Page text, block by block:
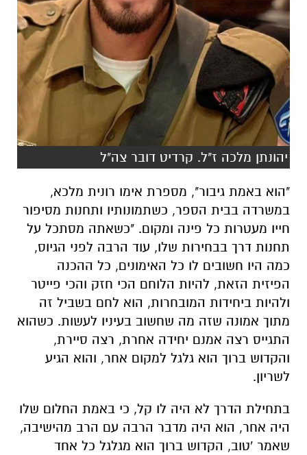
יהונתן מלכה ז"ל. קרדיט דובר צה"ל
"הוא באמת גיבור", מספרת אימו רונית מלכא,
במשרדה בבית הספר, כשתמונותיו ותחנות מסיפור
חייו מעטרות כל פינה ומקום. "כשאתה מסתכל על
תחנות דרך בבחירות שלו, עוד הרבה לפני הגיוס,
כמה היו חשובים לו כל האימונים, כל ההכנה
הפיזית הזאת, להיות הלוחם הכי חזק והכי פייטר
ולהיות ביחידות המובחרות, הוא לחם בשביל זה
מתוך אמונה שזה מה שחשוב בעיניו לעשות. כשהוא
התגייס רצה אמנם יחידה אחרת, רצה סיירת,
והקדוש ברוך הוא גלגל למקום אחר, והוא הגיע
לשריון.
בתחילת הדרך לא היה לו קל, כי באמת החלום שלו
היה אחר, הוא היה מדבר הרבה עם הרב מהישיבה,
שאמר 'טוב, הקדוש ברוך הוא מגלגל כל אחד